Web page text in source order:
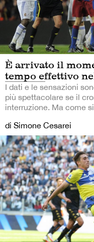
È arrivato il
tempo effettivo
I dati e le sensazioni
più spettacolare se il
interruzione. Ma come
di Simone Cesarei